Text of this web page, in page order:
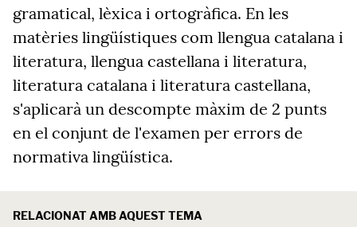
gramatical, lèxica i ortogràfica. En les
matèries lingüístiques com llengua catalana i
literatura, llengua castellana i literatura,
literatura catalana i literatura castellana,
s'aplicarà un descompte màxim de 2 punts
en el conjunt de l'examen per errors de
normativa lingüística.
RELACIONAT AMB AQUEST TEMA